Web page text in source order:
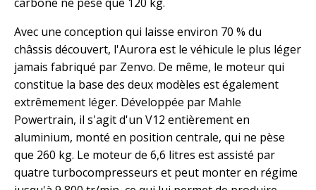
Avec une conception qui laisse environ 70 % du
châssis découvert, l'Aurora est le véhicule le plus léger
jamais fabriqué par Zenvo. De même, le moteur qui
constitue la base des deux modèles est également
extrêmement léger. Développée par Mahle
Powertrain, il s'agit d'un V12 entièrement en
aluminium, monté en position centrale, qui ne pèse
que 260 kg. Le moteur de 6,6 litres est assisté par
quatre turbocompresseurs et peut monter en régime